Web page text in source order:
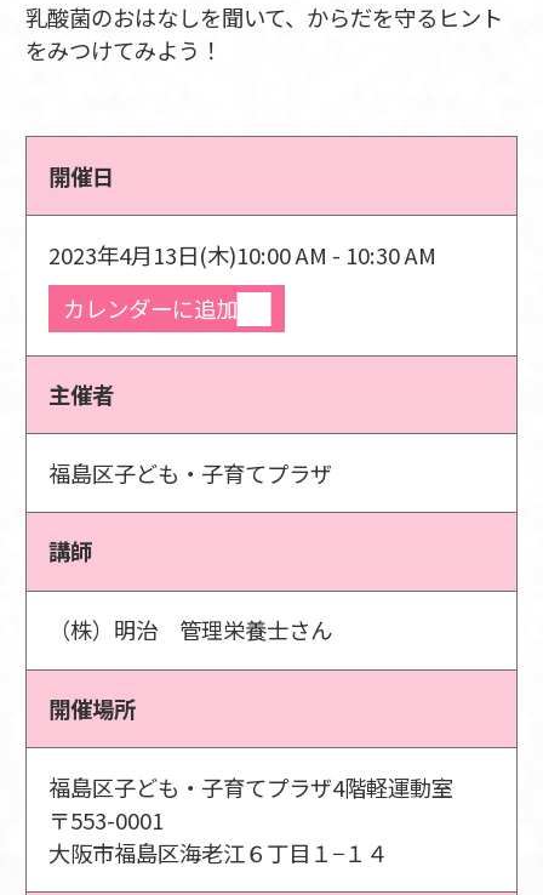
乳酸菌のおはなしを聞いて、からだを守るヒント
をみつけてみよう！
開催日
2023年4月13日(木)10:00 AM - 10:30 AM
カレンダーに追加
主催者
福島区子ども・子育てプラザ
講師
（株）明治 管理栄養士さん
開催場所
福島区子ども・子育てプラザ4階軽運動室
〒553-0001
大阪市福島区海老江６丁目１−１４